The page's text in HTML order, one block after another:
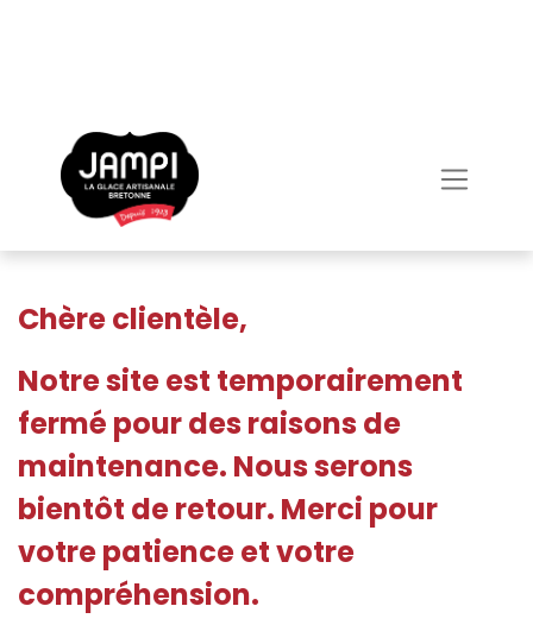
Chère clientèle,
Notre site est temporairement
fermé pour des raisons de
maintenance. Nous serons
bientôt de retour. Merci pour
votre patience et votre
compréhension.